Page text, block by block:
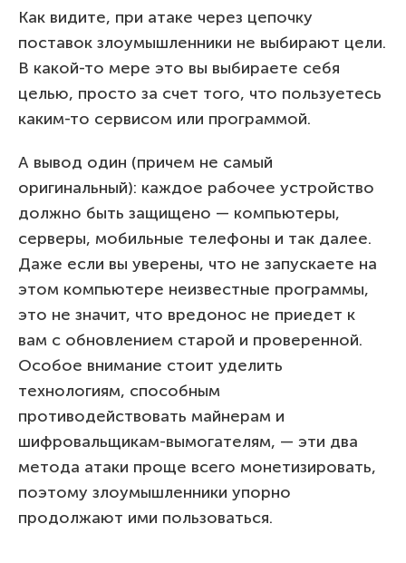
Как видите, при атаке через цепочку
поставок злоумышленники не выбирают цели.
В какой-то мере это вы выбираете себя
целью, просто за счет того, что пользуетесь
каким-то сервисом или программой.
А вывод один (причем не самый
оригинальный): каждое рабочее устройство
должно быть защищено — компьютеры,
серверы, мобильные телефоны и так далее.
Даже если вы уверены, что не запускаете на
этом компьютере неизвестные программы,
это не значит, что вредонос не приедет к
вам с обновлением старой и проверенной.
Особое внимание стоит уделить
технологиям, способным
противодействовать майнерам и
шифровальщикам-вымогателям, — эти два
метода атаки проще всего монетизировать,
поэтому злоумышленники упорно
продолжают ими пользоваться.